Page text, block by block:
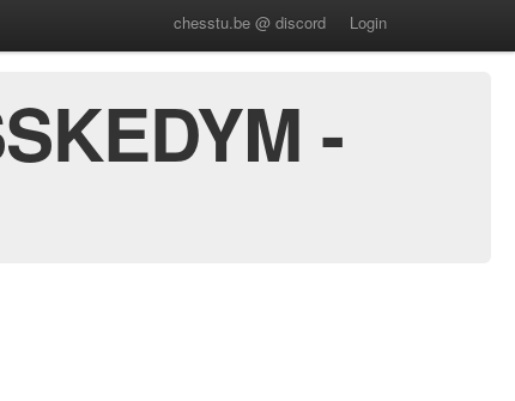
chesstu.be @ discord Login
-